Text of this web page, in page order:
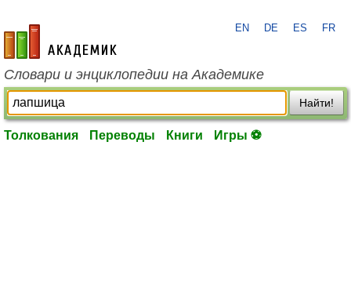
academic.ru
EN DE ES FR
Словари и энциклопедии на Академике
Найти!
Толкования Переводы Книги Игры ⚽